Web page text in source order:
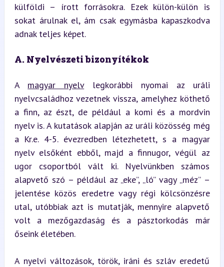
külföldi – írott forrásokra. Ezek külön-külön is
sokat árulnak el, ám csak egymásba kapaszkodva
adnak teljes képet.
A. Nyelvészeti bizonyítékok
A magyar nyelv legkorábbi nyomai az uráli
nyelvcsaládhoz vezetnek vissza, amelyhez köthető
a finn, az észt, de például a komi és a mordvin
nyelv is. A kutatások alapján az uráli közösség még
a Kr.e. 4-5. évezredben létezhetett, s a magyar
nyelv elsőként ebből, majd a finnugor, végül az
ugor csoportból vált ki. Nyelvünkben számos
alapvető szó – például az „eke”, „ló” vagy „méz” –
jelentése közös eredetre vagy régi kölcsönzésre
utal, utóbbiak azt is mutatják, mennyire alapvető
volt a mezőgazdaság és a pásztorkodás már
őseink életében.
A nyelvi változások, török, iráni és szláv eredetű